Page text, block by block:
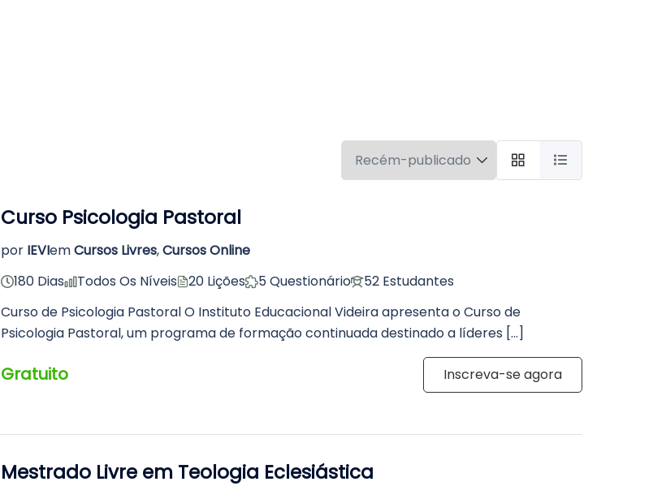
Curso Psicologia Pastoral
por IEVIemCursos Livres,Cursos Online
180 Dias
Todos Os Níveis 20 Lições 5 Questionário
52 Estudantes
Curso de Psicologia Pastoral O Instituto Educacional Videira apresenta o Curso de
Psicologia Pastoral, um programa de formação continuada destinado a líderes […]
Gratuito Inscreva-se agora
Mestrado Livre em Teologia Eclesiástica